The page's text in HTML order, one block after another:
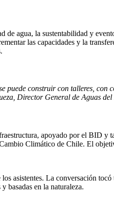
agua, la sustentabilidad y
las capacidades y la
puede construir con talleres,
Director General de Aguas
apoyado por el BID y
Climático de Chile. El
asistentes. La conversación
basadas en la naturaleza.